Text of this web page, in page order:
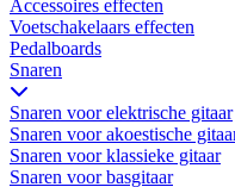
Accessoires effecten
Voetschakelaars effecten
Pedalboards
Snaren
Snaren voor elektrische gitaar
Snaren voor akoestische
Snaren voor klassieke gitaar
Snaren voor basgitaar